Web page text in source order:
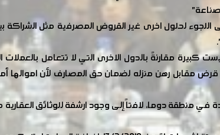
اللجوء لحلول اخرى غير القروض المصرفية مثل
مقارنةً بالدول الاخرى التي لا تتعامل بالعملات
قرض مقابل رهن منزله لضمان حق المصارف لأن